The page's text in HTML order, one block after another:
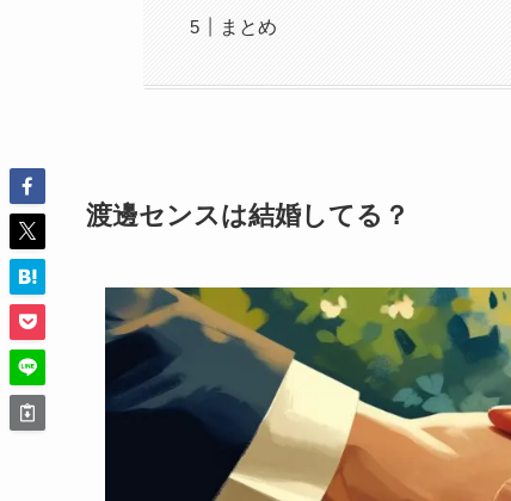
まとめ
渡邊センスは結婚してる？